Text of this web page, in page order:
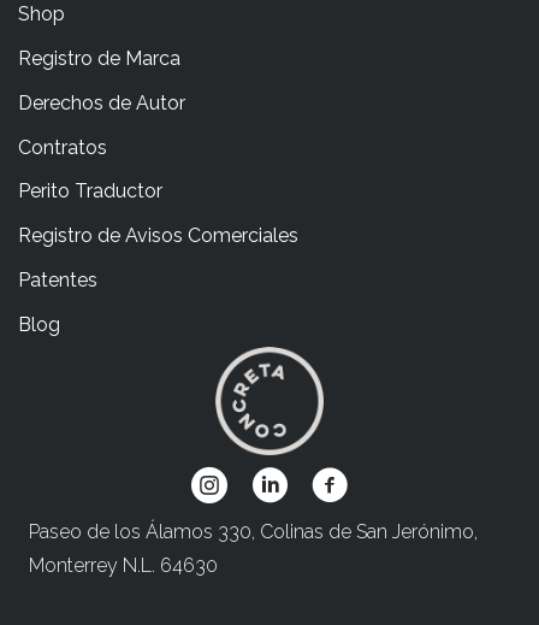
Shop
Registro de Marca
Derechos de Autor
Contratos
Perito Traductor
Registro de Avisos Comerciales
Patentes
Blog
Paseo de los Álamos 330, Colinas de San Jerónimo,
Monterrey N.L. 64630